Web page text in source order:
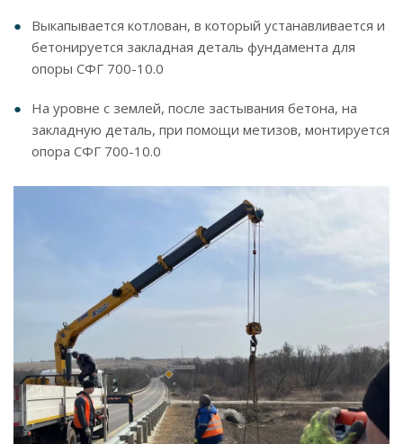
Выкапывается котлован, в который устанавливается и
бетонируется закладная деталь фундамента для
опоры СФГ 700-10.0
На уровне с землей, после застывания бетона, на
закладную деталь, при помощи метизов, монтируется
опора СФГ 700-10.0